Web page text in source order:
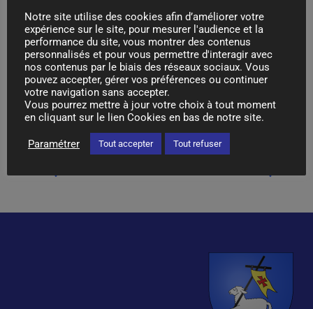
PROGRAMMER UN TRANSFERT
Partout en France, nous accompagnons
Notre site utilise des cookies afin d’améliorer votre
expérience sur le site, pour mesurer l'audience et la
performance du site, vous montrer des contenus
personnalisés et pour vous permettre d'interagir avec
nos contenus par le biais des réseaux sociaux. Vous
pouvez accepter, gérer vos préférences ou continuer
votre navigation sans accepter.
Vous pourrez mettre à jour votre choix à tout moment
en cliquant sur le lien Cookies en bas de notre site.
Paramétrer Tout accepter Tout refuser